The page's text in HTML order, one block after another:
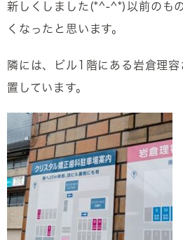
新しくしました(*^-^*)以前のも
くなったと思います。
隣には、ビル1階にある岩倉理
置しています。